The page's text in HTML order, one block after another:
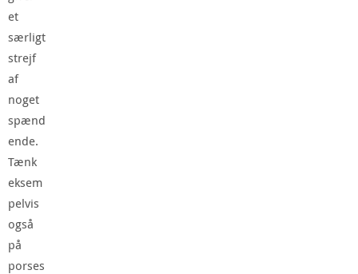
et
særligt
strejf
af
noget
spænd
ende.
Tænk
eksem
pelvis
også
på
porses